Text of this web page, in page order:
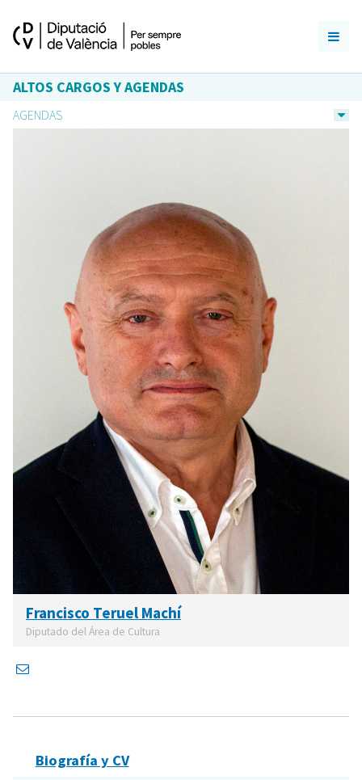
ALTOS CARGOS Y AGENDAS
AGENDAS
Francisco Teruel Machí
Diputado del Área de Cultura
Biografía y CV